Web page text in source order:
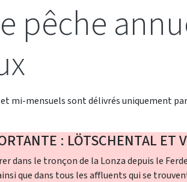
pêche
mi-mensuels sont délivrés uniquement par
: LÖTSCHENTAL ET
dans le tronçon de la Lonza depuis le
que dans tous les affluents qui se